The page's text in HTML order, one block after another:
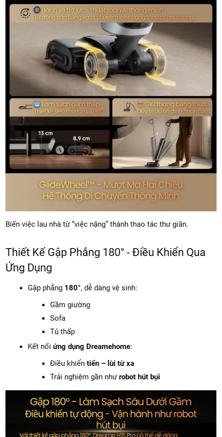
Biến việc lau nhà từ “việc nặng” thành thao tác thư giãn.
Thiết Kế Gập Phẳng 180° - Điều Khiển Qua
Ứng Dụng
Gập phẳng 180°, dễ dàng vệ sinh:
Gầm giường
Sofa
Tủ thấp
Kết nốiứng dụng Dreamehome:
Điều khiểntiến – lùi từ xa
Trải nghiệm gần nhưrobot hút bụi